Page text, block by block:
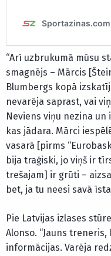
“Arī uzbrukumā mūsu
smagnējs – Mārcis
Blumbergs kopā
nevarēja saprast, vai
Neviens viņu nezina
kas jādara. Mārci
vasarā [pirms
bija traģiski, jo viņš ir
trešajam] ir grūti –
bet, ja tu neesi savā
Pie Latvijas izlases
Alonso. “Jauns
informācijas. Varēja